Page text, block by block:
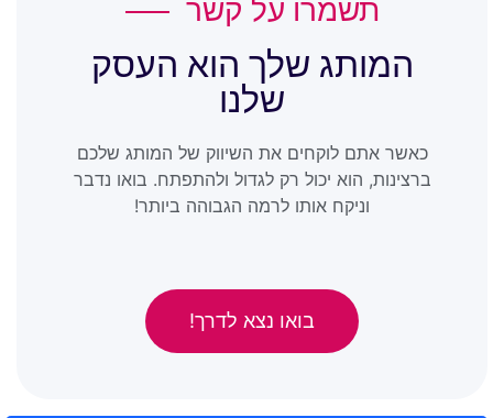
תשמרו על קשר
המותג שלך הוא העסק
שלנו
כאשר אתם לוקחים את השיווק של המותג שלכם
ברצינות, הוא יכול רק לגדול ולהתפתח. בואו נדבר
וניקח אותו לרמה הגבוהה ביותר!
בואו נצא לדרך!